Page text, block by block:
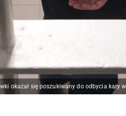
okazał się poszukiwany do odbycia kary